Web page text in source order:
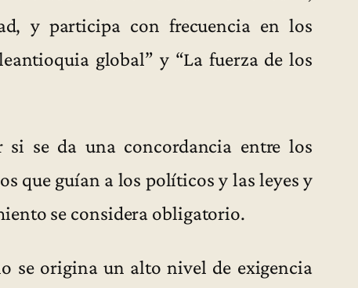
y participa con frecuencia en los
global” y “La fuerza de los
si se da una concordancia entre los
que guían a los políticos y las leyes y
se considera obligatorio.
se origina un alto nivel de exigencia